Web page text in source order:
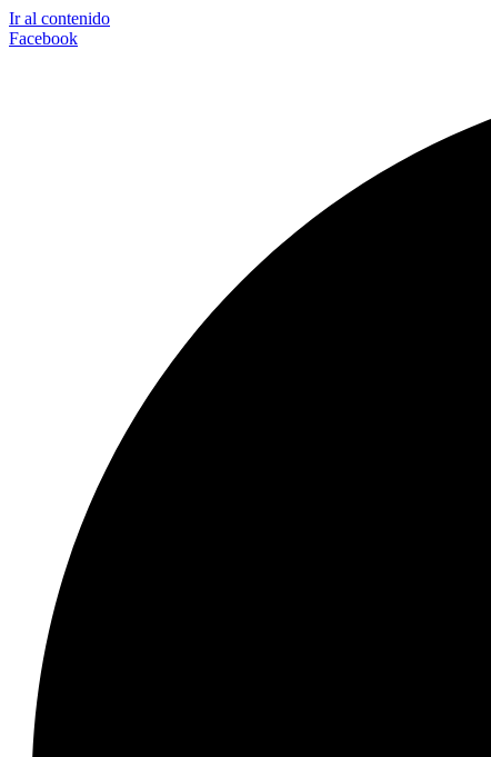
Ir al contenido
Facebook